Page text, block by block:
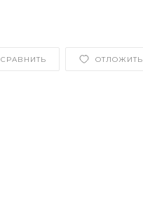
СРАВНИТЬ ОТЛОЖИТЬ